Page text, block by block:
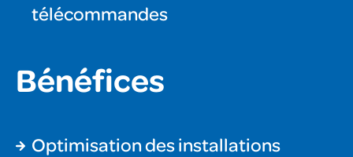
télécommandes
Bénéfices
Optimisation des installations